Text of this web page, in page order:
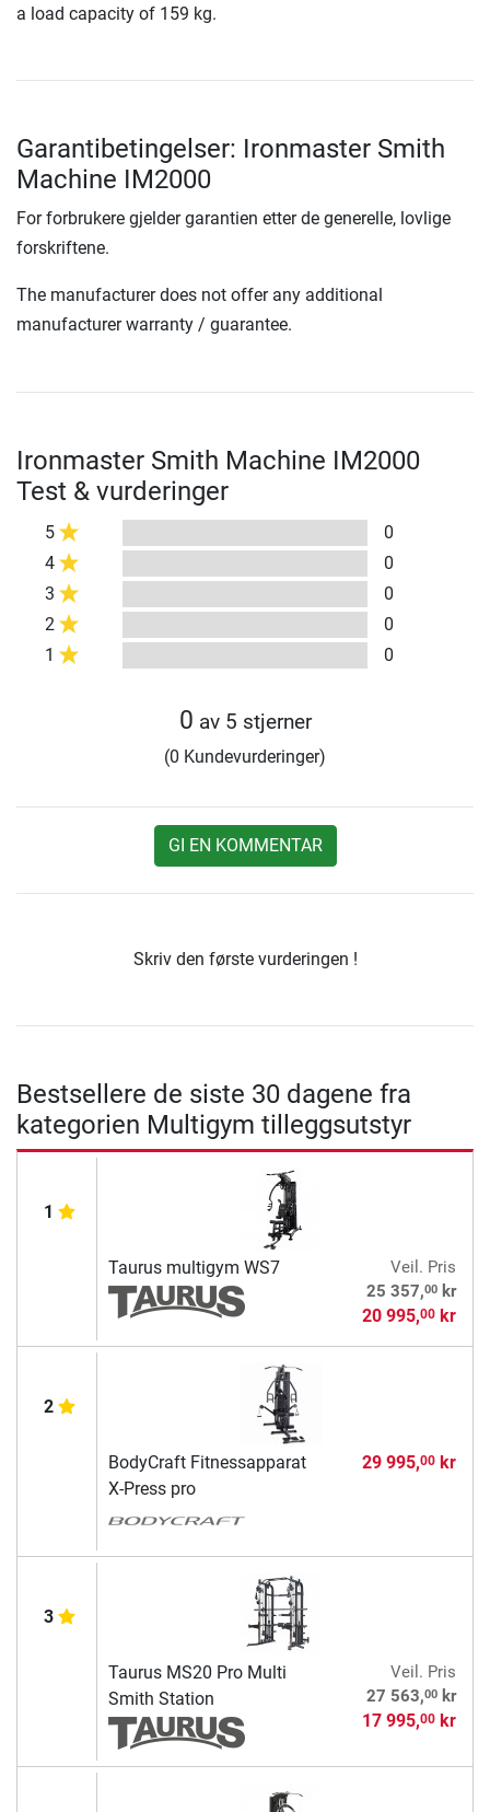
a load capacity of 159 kg.
Garantibetingelser: Ironmaster Smith
Machine IM2000
For forbrukere gjelder garantien etter de generelle, lovlige
forskriftene.
The manufacturer does not offer any additional
manufacturer warranty / guarantee.
Ironmaster Smith Machine IM2000
Test & vurderinger
5
0
4
0
3
0
2
0
1
0
0 av 5 stjerner
(0 Kundevurderinger)
GI EN KOMMENTAR
Skriv den første vurderingen !
Bestsellere de siste 30 dagene fra
kategorien Multigym tilleggsutstyr
1
Taurus multigym WS7
Veil. Pris
25 357,00kr
20 995,00kr
2
BodyCraft Fitnessapparat
X-Press pro
29 995,00kr
3
Taurus MS20 Pro Multi
Smith Station
Veil. Pris
27 563,00kr
17 995,00kr